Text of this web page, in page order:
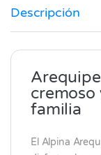
Descripción
familia
El Alpina